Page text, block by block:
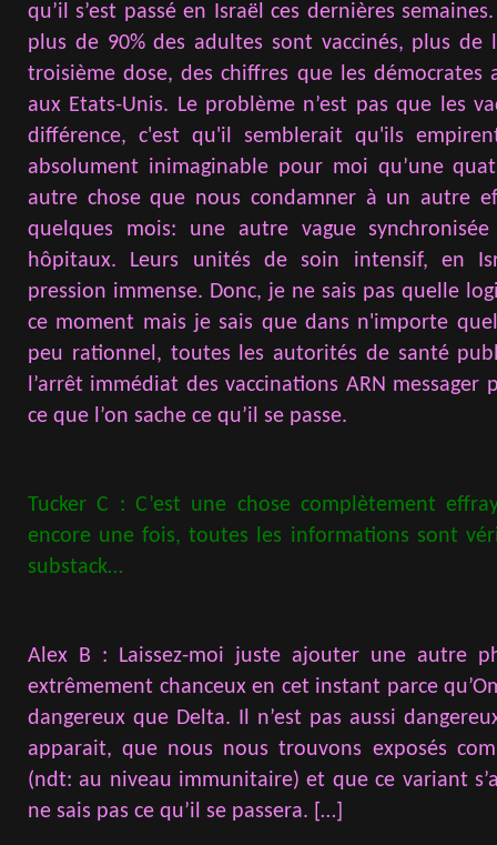
qu’il s’est passé en Israël ces dernières
plus de 90% des adultes sont vaccinés, plus
troisième dose, des chiffres que les démocrates
aux Etats-Unis. Le problème n’est pas que les
différence, c'est qu'il semblerait qu'ils
absolument inimaginable pour moi qu’une
autre chose que nous condamner à un autre
quelques mois: une autre vague
hôpitaux. Leurs unités de soin intensif, en
pression immense. Donc, je ne sais pas quelle
ce moment mais je sais que dans n'importe
peu rationnel, toutes les autorités de santé
l’arrêt immédiat des vaccinations ARN messager
ce que l’on sache ce qu’il se passe.
Tucker C : C’est une chose complètement
encore une fois, toutes les informations sont
substack…
Alex B : Laissez-moi juste ajouter une autre
extrêmement chanceux en cet instant parce
dangereux que Delta. Il n’est pas aussi
apparait, que nous nous trouvons exposés
(ndt: au niveau immunitaire) et que ce variant
ne sais pas ce qu’il se passera. […]